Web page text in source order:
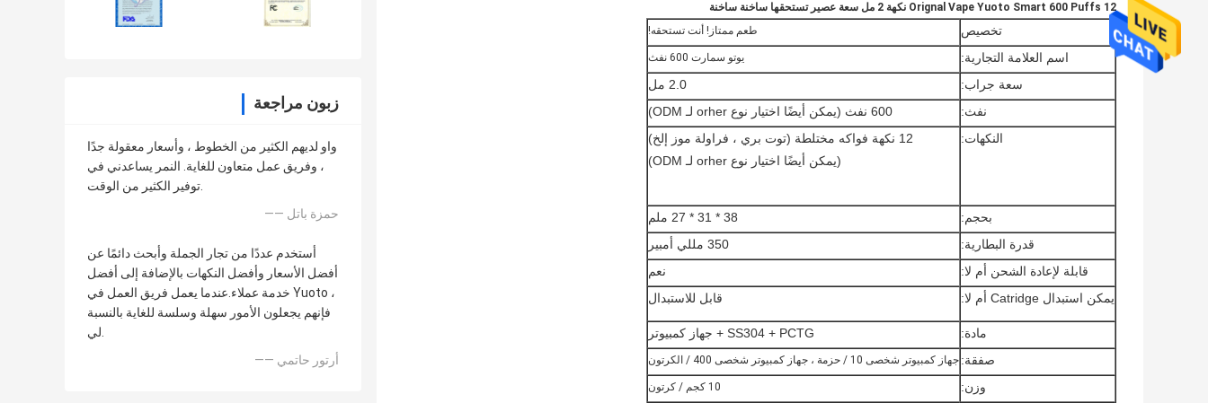
زبون مراجعة
واو لديهم الكثير من الخطوط ، وأسعار معقولة جدًا
، وفريق عمل متعاون للغاية. النمر يساعدني في
توفير الكثير من الوقت.
—— حمزة باتل
أستخدم عددًا من تجار الجملة وأبحث دائمًا عن
أفضل الأسعار وأفضل النكهات بالإضافة إلى أفضل
خدمة عملاء.عندما يعمل فريق العمل في Yuoto ،
فإنهم يجعلون الأمور سهلة وسلسة للغاية بالنسبة
لي.
—— أرتور حاتمي
Orignal Vape Yuoto Smart 600 Puffs 12 نكهة 2 مل سعة عصير تستحقها ساخنة ساخنة
تخصيص طعم ممتاز! أنت تستحقه!
اسم العلامة التجارية: يوتو سمارت 600 نفث
سعة جراب:
2.0 مل
نفث:
600 نفث (يمكن أيضًا اختيار نوع orher لـ ODM)
النكهات:
12 نكهة فواكه مختلطة (توت بري ، فراولة موز إلخ)
(يمكن أيضًا اختيار نوع orher لـ ODM)
بحجم:
38 * 31 * 27 ملم
قدرة البطارية:
350 مللي أمبير
قابلة لإعادة الشحن أم لا:
نعم
يمكن استبدال Catridge أم لا:
قابل للاستبدال
مادة:
SS304 + PCTG + جهاز كمبيوتر
صفقة: جهاز كمبيوتر شخصى 10 / حزمة ، جهاز كمبيوتر شخصى 400 / الكرتون
وزن: 10 كجم / كرتون